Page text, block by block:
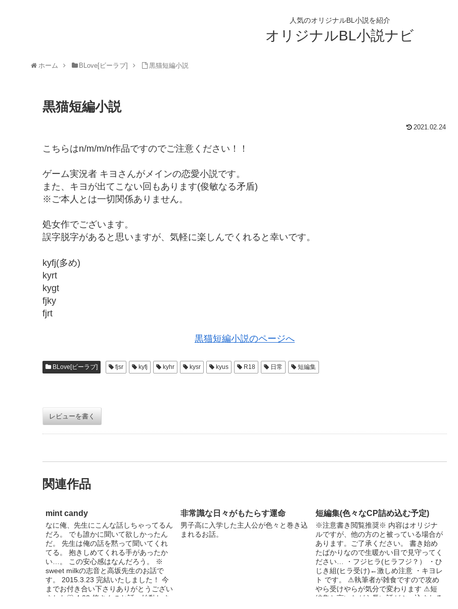
人気のオリジナルBL小説を紹介
オリジナルBL小説ナビ
ホーム BLove[ビーラブ] 黒猫短編小説
黒猫短編小説
2021.02.24
こちらはn/m/m/n作品ですのでご注意ください！！
ゲーム実況者 キヨさんがメインの恋愛小説です。
また、キヨが出てこない回もあります(俊敏なる矛盾)
※ご本人とは一切関係ありません。
処女作でございます。
誤字脱字があると思いますが、気軽に楽しんでくれると幸いです。
kyfj(多め)
kyrt
kygt
fjky
fjrt
黒猫短編小説のページへ
BLove[ビーラブ] fjsr kyfj kyhr kysr kyus R18 日常 短編集
レビューを書く
関連作品
mint candy
なに俺、先生にこんな話しちゃってるん
だろ。 でも誰かに聞いて欲しかったん
だ。 先生は俺の話を黙って聞いてくれ
てる。 抱きしめてくれる手があったか
い…。 この安心感はなんだろう。 ※
sweet milkの志音と高坂先生のお話で
す。 2015.3.23 完結いたしました！ 今
までお付き合い下さりありがとうござい
ました♡ 4.23 悠さんのお話、始動しま
非常識な日々がもたらす運命
男子高に入学した主人公が色々と巻き込
まれるお話。
短編集(色々なCP詰め込む予定)
※注意書き閲覧推奨※ 内容はオリジナ
ルですが、他の方のと被っている場合が
あります。ご了承ください。 書き始め
たばかりなので生暖かい目で見守ってく
ださい… ・フジヒラ(ヒラフジ？） ・ひ
じき組(ヒラ受け)←激しめ注意 ・キヨレ
ト です。 ⚠執筆者が雑食ですので攻め
やら受けやらが気分で変わります ⚠短
編集と言いながら長い話がぶっ込まれる